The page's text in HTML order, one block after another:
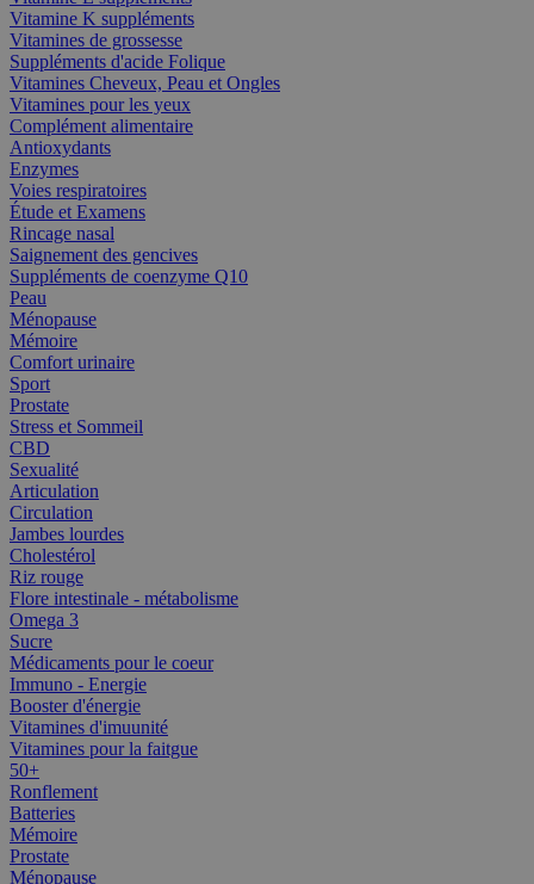
Vitamine K suppléments
Vitamines de grossesse
Suppléments d'acide Folique
Vitamines Cheveux, Peau et Ongles
Vitamines pour les yeux
Complément alimentaire
Antioxydants
Enzymes
Voies respiratoires
Étude et Examens
Rincage nasal
Saignement des gencives
Suppléments de coenzyme Q10
Peau
Ménopause
Mémoire
Comfort urinaire
Sport
Prostate
Stress et Sommeil
CBD
Sexualité
Articulation
Circulation
Jambes lourdes
Cholestérol
Riz rouge
Flore intestinale - métabolisme
Omega 3
Sucre
Médicaments pour le coeur
Immuno - Energie
Booster d'énergie
Vitamines d'imuunité
Vitamines pour la faitgue
50+
Ronflement
Batteries
Mémoire
Prostate
Ménopause